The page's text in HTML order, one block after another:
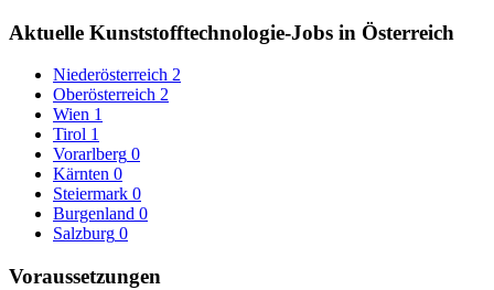
Aktuelle Kunststofftechnologie-Jobs in Österreich
Niederösterreich 2
Oberösterreich 2
Wien 1
Tirol 1
Vorarlberg 0
Kärnten 0
Steiermark 0
Burgenland 0
Salzburg 0
Voraussetzungen